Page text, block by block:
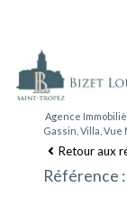
Agence
Gassin, Villa, Vue
Retour aux
Référence